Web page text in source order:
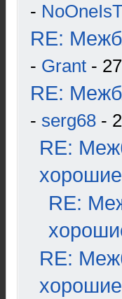
-
RE:
- Grant -
RE:
- serg68 -
RE:
RE:
RE: